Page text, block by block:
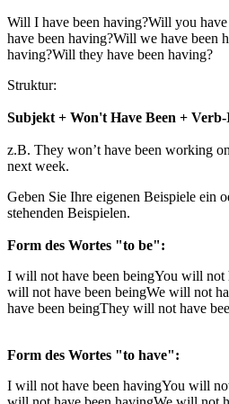
Will I have been having?Will you
have been having?Will we have been
having?Will they have been having?
Struktur:
Subjekt + Won't Have Been +
z.B. They won’t have been working
next week.
Geben Sie Ihre eigenen Beispiele ein
stehenden Beispielen.
Form des Wortes "to be":
I will not have been beingYou will not
will not have been beingWe will not
have been beingThey will not have
Form des Wortes "to have":
I will not have been havingYou will